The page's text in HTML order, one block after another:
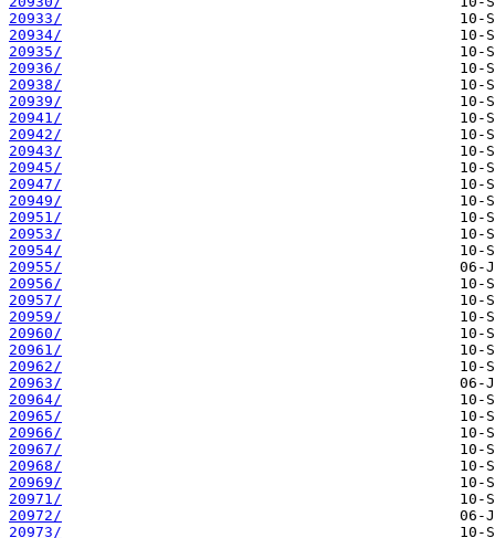
20933/
20934/
20935/
20936/
20938/
20939/
20941/
20942/
20943/
20945/
20947/
20949/
20951/
20953/
20954/
20955/
20956/
20957/
20959/
20960/
20961/
20962/
20963/
20964/
20965/
20966/
20967/
20968/
20969/
20971/
20972/
20973/